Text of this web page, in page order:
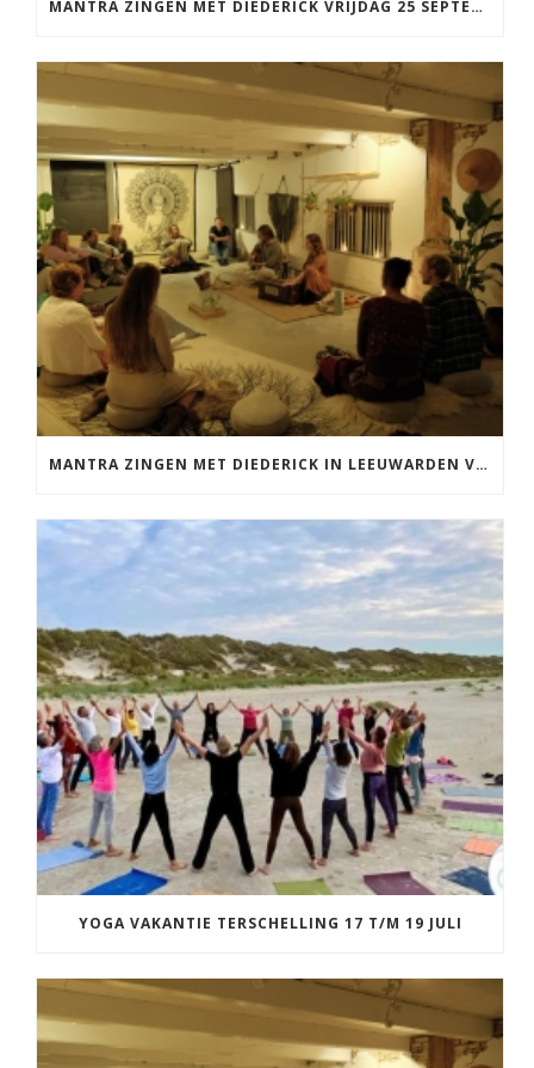
MANTRA ZINGEN MET DIEDERICK VRIJDAG 25 SEPTEMBER EN 20 NOVEMBER
MANTRA ZINGEN MET DIEDERICK IN LEEUWARDEN VRIJDAG 12 JUNI KIRTAN
YOGA VAKANTIE TERSCHELLING 17 T/M 19 JULI